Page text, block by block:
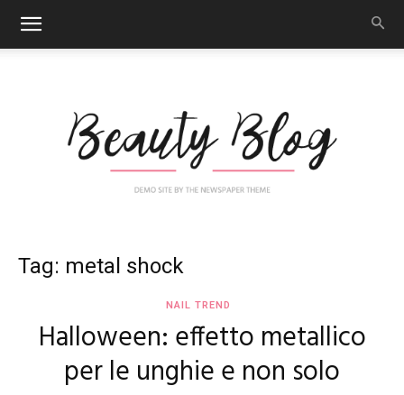
Art
Tag: metal shock
NAIL TREND
Halloween: effetto metallico
per le unghie e non solo